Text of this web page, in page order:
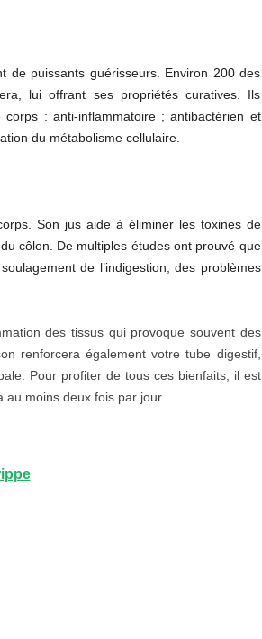
de puissants guérisseurs. Environ 200 des
lui offrant ses propriétés curatives. Ils
: anti-inflammatoire ; antibactérien et
du métabolisme cellulaire.
Son jus aide à éliminer les toxines de
côlon. De multiples études ont prouvé que
de l’indigestion, des problèmes
des tissus qui provoque souvent des
renforcera également votre tube digestif,
Pour profiter de tous ces bienfaits, il est
au moins deux fois par jour.